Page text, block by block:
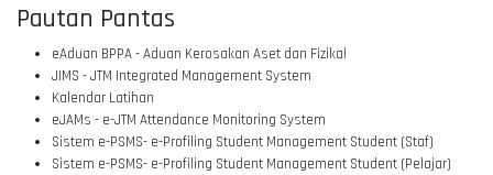
© FreeJoomla! 3 Modules- by
Pautan Pantas
eAduan BPPA - Aduan Kerosakan Aset dan Fizikal
JIMS - JTM Integrated Management System
Kalendar Latihan
eJAMs - e-JTM Attendance Monitoring System
Sistem e-PSMS- e-Profiling Student Management Student (Staf)
Sistem e-PSMS- e-Profiling Student Management Student (Pelajar)